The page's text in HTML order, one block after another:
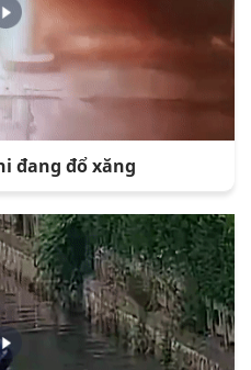
đang đổ xăng